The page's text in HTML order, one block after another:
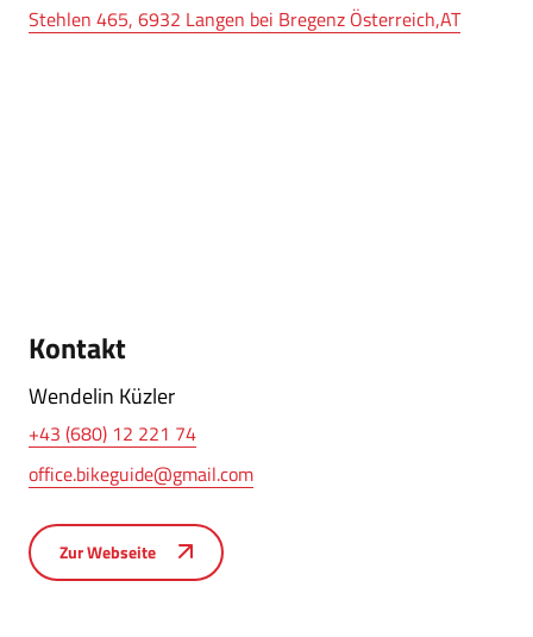
Stehlen 465, 6932 Langen bei Bregenz Österreich,AT
Kontakt
Wendelin Küzler
+43 (680) 12 221 74
office.bikeguide@gmail.com
Zur Webseite